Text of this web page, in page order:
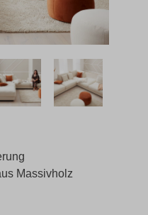
Massivholz